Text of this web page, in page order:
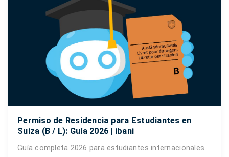
Permiso de Residencia para Estudiantes en
Suiza (B / L): Guía 2026 | ibani
Guía completa 2026 para estudiantes internacionales